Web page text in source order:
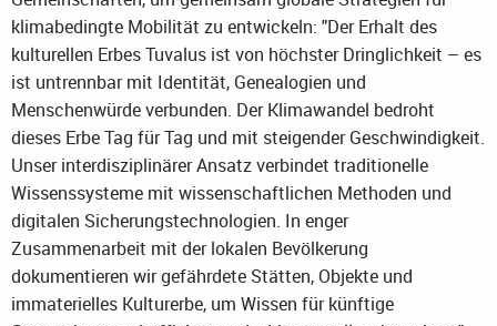
klimabedingte Mobilität zu entwickeln: "Der Erhalt des
kulturellen Erbes Tuvalus ist von höchster Dringlichkeit – es
ist untrennbar mit Identität, Genealogien und
Menschenwürde verbunden. Der Klimawandel bedroht
dieses Erbe Tag für Tag und mit steigender Geschwindigkeit.
Unser interdisziplinärer Ansatz verbindet traditionelle
Wissenssysteme mit wissenschaftlichen Methoden und
digitalen Sicherungstechnologien. In enger
Zusammenarbeit mit der lokalen Bevölkerung
dokumentieren wir gefährdete Stätten, Objekte und
immaterielles Kulturerbe, um Wissen für künftige